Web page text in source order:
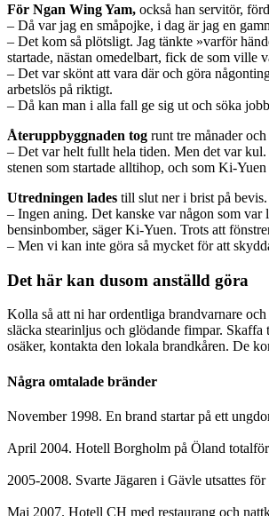
För Ngan Wing Yam, också han servitör,
– Då var jag en småpojke, i dag är jag en
– Det kom så plötsligt. Jag tänkte »varför
startade, nästan omedelbart, fick de som ville
– Det var skönt att vara där och göra
arbetslös på riktigt.
– Då kan man i alla fall ge sig ut och söka
Återuppbyggnaden tog runt tre månader
– Det var helt fullt hela tiden. Men det var kul.
stenen som startade alltihop, och som Ki-
Utredningen lades till slut ner i brist på
– Ingen aning. Det kanske var någon som
bensinbomber, säger Ki-Yuen. Trots att
– Men vi kan inte göra så mycket för att
Det här kan dusom anställd göra
Kolla så att ni har ordentliga brandvarnare
släcka stearinljus och glödande fimpar.
osäker, kontakta den lokala brandkåren. De
Några omtalade bränder
November 1998. En brand startar på ett
April 2004. Hotell Borgholm på Öland
2005-2008. Svarte Jägaren i Gävle utsattes
Maj 2007. Hotell CH med restaurang och